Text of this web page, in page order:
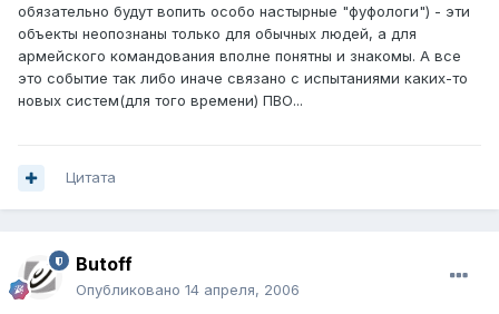
обязательно будут вопить особо настырные "фуфологи") - эти
объекты неопознаны только для обычных людей, а для
армейского командования вполне понятны и знакомы. А все
это событие так либо иначе связано с испытаниями каких-то
новых систем(для того времени) ПВО...
Цитата
Butoff
Опубликовано 14 апреля, 2006